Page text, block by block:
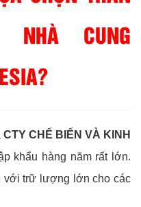
CUNG
CTY CHẾ BIẾN VÀ KINH
khẩu hàng năm rất lớn.
với trữ lượng lớn cho các